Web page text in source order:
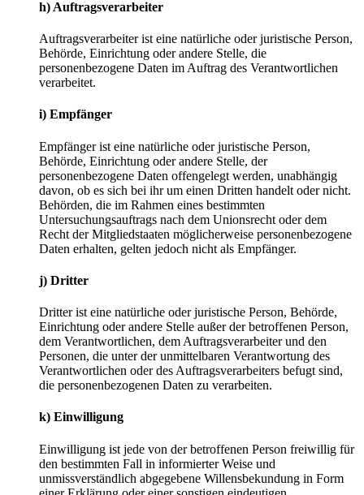
h) Auftragsverarbeiter
Auftragsverarbeiter ist eine natürliche oder juristische Person,
Behörde, Einrichtung oder andere Stelle, die
personenbezogene Daten im Auftrag des Verantwortlichen
verarbeitet.
i) Empfänger
Empfänger ist eine natürliche oder juristische Person,
Behörde, Einrichtung oder andere Stelle, der
personenbezogene Daten offengelegt werden, unabhängig
davon, ob es sich bei ihr um einen Dritten handelt oder nicht.
Behörden, die im Rahmen eines bestimmten
Untersuchungsauftrags nach dem Unionsrecht oder dem
Recht der Mitgliedstaaten möglicherweise personenbezogene
Daten erhalten, gelten jedoch nicht als Empfänger.
j) Dritter
Dritter ist eine natürliche oder juristische Person, Behörde,
Einrichtung oder andere Stelle außer der betroffenen Person,
dem Verantwortlichen, dem Auftragsverarbeiter und den
Personen, die unter der unmittelbaren Verantwortung des
Verantwortlichen oder des Auftragsverarbeiters befugt sind,
die personenbezogenen Daten zu verarbeiten.
k) Einwilligung
Einwilligung ist jede von der betroffenen Person freiwillig für
den bestimmten Fall in informierter Weise und
unmissverständlich abgegebene Willensbekundung in Form